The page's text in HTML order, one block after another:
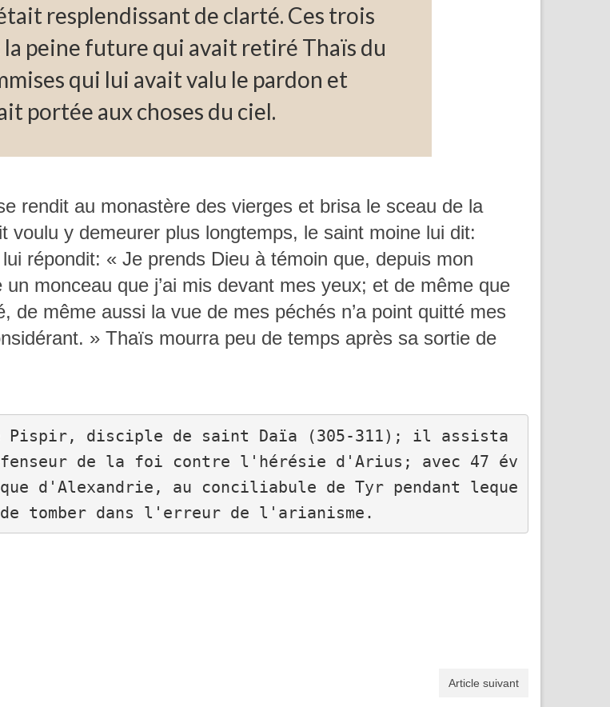
resplendissant de clarté. Ces trois
peine future qui avait retiré Thaïs du
qui lui avait valu le pardon et
portée aux choses du ciel.
rendit au monastère des vierges et brisa le sceau de la
y demeurer plus longtemps, le saint moine lui dit:
répondit: « Je prends Dieu à témoin que, depuis mon
monceau que j’ai mis devant mes yeux; et de même que
de même aussi la vue de mes péchés n’a point quitté mes
» Thaïs mourra peu de temps après sa sortie de
Pispir, disciple de saint Daïa (305-311); il assista
de la foi contre l'hérésie d'Arius; avec 47 év
d'Alexandrie, au conciliabule de Tyr pendant leque
tomber dans l'erreur de l'arianisme.
Article suivant